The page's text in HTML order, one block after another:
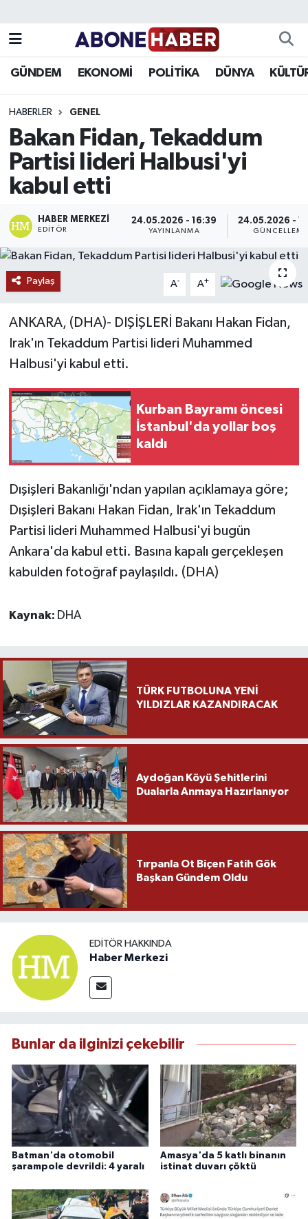
GÜNDEM EKONOMİ POLİTİKA DÜNYA
HABERLER GENEL
Bakan Fidan, Tekaddum
Partisi lideri Halbusi'yi
kabul etti
HABER MERKEZI
EDITÖR
24.05.2026 - 16:39
YAYINLANMA
24.05.2026 -
GÜNCELLEME
Paylaş A- A+
ANKARA, (DHA)- DIŞİŞLERİ Bakanı Hakan Fidan,
Irak'ın Tekaddum Partisi lideri Muhammed
Halbusi'yi kabul etti.
Kurban Bayramı öncesi
İstanbul'da yollar boş
kaldı
Dışişleri Bakanlığı'ndan yapılan açıklamaya göre;
Dışişleri Bakanı Hakan Fidan, Irak'ın Tekaddum
Partisi lideri Muhammed Halbusi'yi bugün
Ankara'da kabul etti. Basına kapalı gerçekleşen
kabulden fotoğraf paylaşıldı. (DHA)
Kaynak: DHA
TÜRK FUTBOLUNA YENİ
YILDIZLAR KAZANDIRACAK
Aydoğan Köyü Şehitlerini
Dualarla Anmaya Hazırlanıyor
Tırpanla Ot Biçen Fatih Gök
Başkan Gündem Oldu
EDITÖR HAKKINDA
Haber Merkezi
Bunlar da ilginizi çekebilir
Batman'da otomobil
şarampole devrildi: 4 yaralı
Amasya'da 5 katlı binanın
istinat duvarı çöktü
Asayiş
Bilim ve Teknoloji
Çevre
Dünya
Genel
Gündem
Haberde İnsan
Magazin
Politika
Sağlık
Son Dakika
Yerel
AboneHaber Özel
Süper Lig Puan Durumu ve Fikstür
Tüm Manşetler
Son Dakika Haberleri
Haber Arşivi